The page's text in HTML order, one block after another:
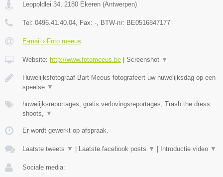
Leopoldlei 34, 2180 Ekeren (Antwerpen)
Tel: 0496.41.40.04, Fax: -, BTW-nr: BE0516847177
E-mail › Foto meeus
Website: http://www.fotomeeus.be Screenshot ▼
Huwelijksfotograaf Bart Meeus fotografeert uw huwelijksdag op een
speelse ▼
huwelijksreportages, gratis verlovingsreportages, Trash the dress
shoots, ▼
Er wordt gewerkt op afspraak.
Laatste tweets ▼ Laatste facebook posts ▼ Introductie video ▼
Sociale media: